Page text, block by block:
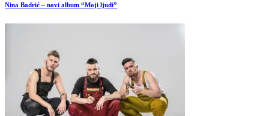
Nina Badrić – novi album “Moji ljudi”